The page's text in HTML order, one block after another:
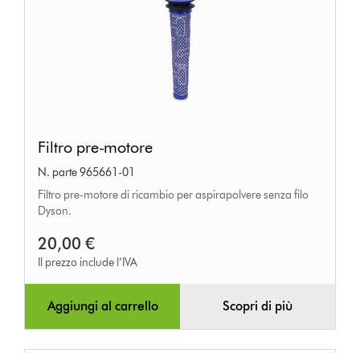
pre-
motore
Filtro pre-motore
N. parte 965661-01
Filtro pre-motore di ricambio per aspirapolvere senza filo
Dyson.
20,00 €
Il prezzo include l’IVA
Aggiungi al carrello Scopri di più